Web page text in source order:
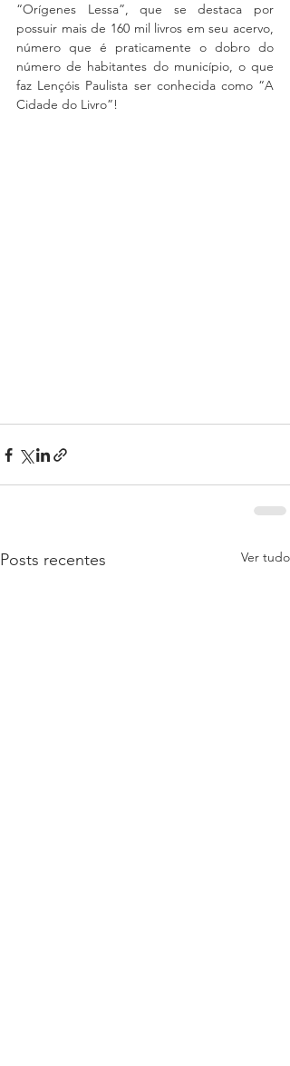
“Orígenes Lessa”, que se destaca por
possuir mais de 160 mil livros em seu acervo,
número que é praticamente o dobro do
número de habitantes do município, o que
faz Lençóis Paulista ser conhecida como “A
Cidade do Livro”!
Posts recentes Ver tudo